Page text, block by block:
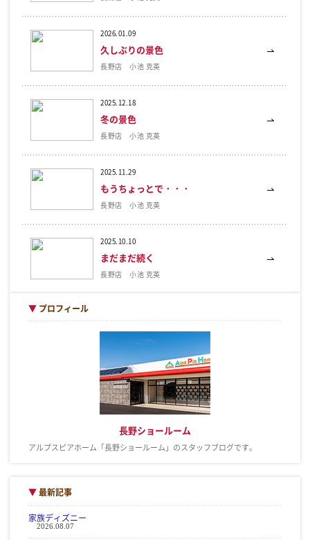
2026.01.09
長野店 小池 克英
久しぶりの景色
2025.12.18
長野店 小池 克英
冬の景色
2025.11.29
長野店 小池 克英
もうちょっとで・・・
2025.10.10
長野店 小池 克英
まだまだ続く
▼プロフィール
長野ショールーム
アルプスピアホーム「長野ショールーム」のスタッフブログです。
▼最新記事
家族ディズニー
2026.08.07